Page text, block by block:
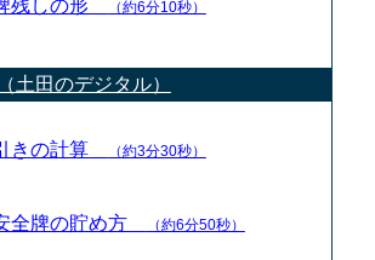
残しの形 （約6分10秒）
土田のデジタル）
きの計算 （約3分30秒）
全牌の貯め方 （約6分50秒）